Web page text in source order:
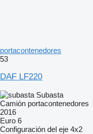
portacontenedores
53
DAF LF220
Subasta
Camión portacontenedores
2016
Euro 6
Configuración del eje 4x2